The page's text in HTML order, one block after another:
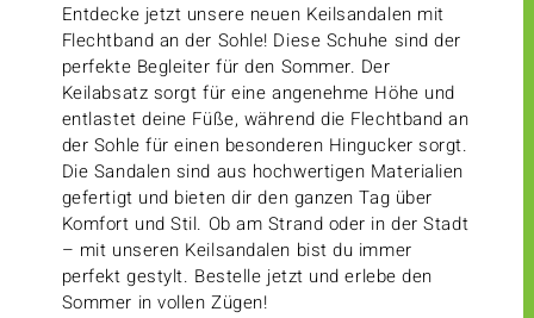
Entdecke jetzt unsere neuen Keilsandalen mit
Flechtband an der Sohle! Diese Schuhe sind der
perfekte Begleiter für den Sommer. Der
Keilabsatz sorgt für eine angenehme Höhe und
entlastet deine Füße, während die Flechtband an
der Sohle für einen besonderen Hingucker sorgt.
Die Sandalen sind aus hochwertigen Materialien
gefertigt und bieten dir den ganzen Tag über
Komfort und Stil. Ob am Strand oder in der Stadt
– mit unseren Keilsandalen bist du immer
perfekt gestylt. Bestelle jetzt und erlebe den
Sommer in vollen Zügen!